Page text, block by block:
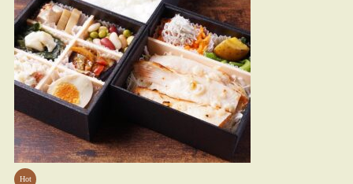
Hot